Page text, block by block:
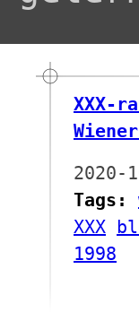
XXX-
2020-
Tags:
XXX
1998